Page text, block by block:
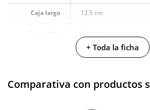
Caja largo 12.5 cm
0.08 Kg
+ Toda la ficha
Comparativa con productos